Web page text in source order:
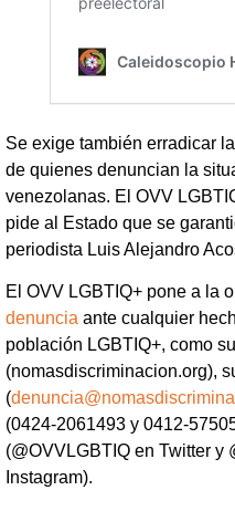
Se exige también erradicar
de quienes denuncian la
venezolanas. El OVV
pide al Estado que se
periodista Luis Alejandro
El OVV LGBTIQ+ pone a la
denuncia ante cualquier
población LGBTIQ+, como
(nomasdiscriminacion.org),
(
(0424-2061493 y 0412-
(@OVVLGBTIQ en Twitter y
Instagram).